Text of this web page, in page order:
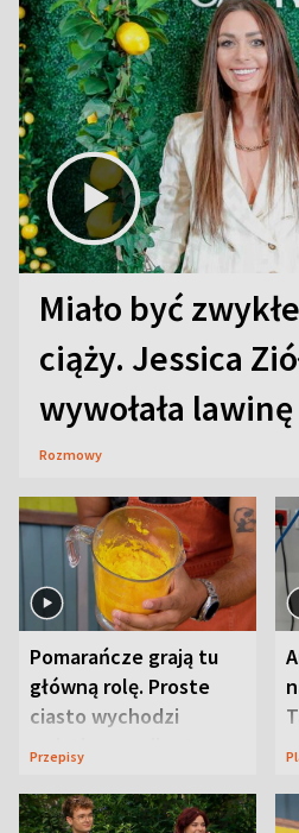
Miało być
ciąży. Jessica
wywołała
Rozmowy
Pomarańcze grają tu
główną rolę. Proste
ciasto wychodzi
wyjątkowo wilgotne
Przepisy